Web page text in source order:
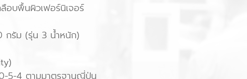
อบพื้นผิวเฟอร์นิเจอร์
กรัม (รุ่น 3 น้ำหนัก)
5-4 ตามมาตรฐานญี่ปุ่น